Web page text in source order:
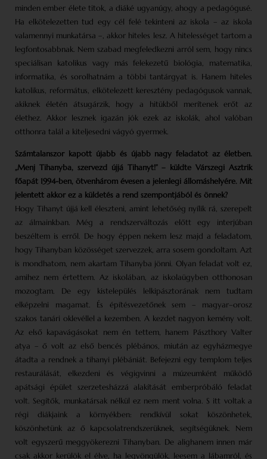
minden ember élete titok, a diáké ugyanúgy, ahogy a pedagógusé.
Ha elkötelezetten tud egy cél felé tekinteni az iskola – az iskola
valamennyi munkatársa –, akkor hiteles lesz. A hitelességet tartom a
legfontosabbnak. Nem szabad megfeledkezni arról sem, hogy nincs
speciálisan katolikus vagy más felekezetű biológia, matematika,
informatika, és sorolhatnám a többi tantárgyat is. Hanem hiteles
katolikus, református, elkötelezett keresztény pedagógusok vannak,
akiknek életén átsugárzik, hogy a hitükből merítenek erőt az
élethez. Akkor lesznek igazán jók ezek az iskolák, ahol valóban
otthonra talál a kiteljesedni vágyó gyermek.
Számtalanszor kapott újabb és újabb nagy feladatot az életben.
„Menj Tihanyba, szervezd újjá Tihanyt!” – küldte Várszegi Asztrik
főapát 1994-ben, ötvenhárom évesen a jelenlegi állomáshelyére. Mit
jelentett akkor ez a küldetés a rend szempontjából és önnek?
Hogy Tihanyt újjá kell éleszteni, amint lehetőség nyílik rá, szerepelt
az álmainkban. Még a rendszerváltozás előtt egy interjúban
beszéltem is erről. De hogy éppen nekem lesz majd a feladatom,
hogy Tihanyban közösséget szervezzek, arra sosem gondoltam. Azt
is mondhatom, nem akartam Tihanyba jönni. Olyan feladat volt ez,
amihez nem értettem. Az iskolában, az iskolaügyben otthonosan
mozogtam. De egy kistelepülés lelkipásztorának nem tudtam
elképzelni magamat. És építésvezetőnek sem – magyar–orosz
szakos tanári oklevéllel a kezemben. A kezdet nagyon kemény volt.
Az első kapavágásokat nem én tettem, hanem Pászthory Valter
atya – ő volt az első bencés plébános, miután az egyházmegye
átadta a rendnek a tihanyi plébániát. Befejezni egy templom teljes
restaurálását, elkezdeni és végigvinni a múzeumként működő
apátsági épület szerzetesházzá alakítását emberpróbáló feladat
volt. Segítők, munkatársak nélkül ez nem ment volna. S itt voltak a
régi diákjaink a környékben: rendkívül sokat köszönhetek,
köszönhetünk az ő kapcsolatrendszerüknek, segítségüknek. Nem
volt egyszerű meggyökerezni Tihanyban. De alighanem innen már
csak akkor kerülök el élve, ha legyöngülök, leesem a lábamról, és